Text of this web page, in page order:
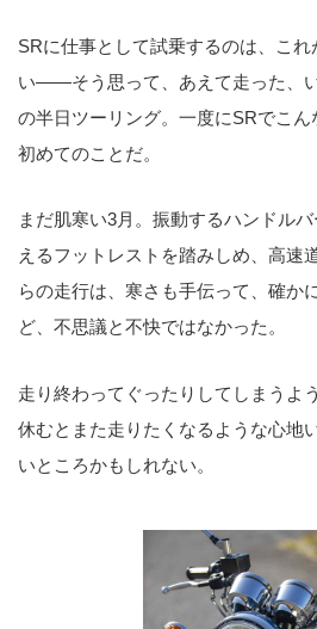
SRに仕事として試乗するのは、こ
い――そう思って、あえて走った、
の半日ツーリング。一度にSRでこん
初めてのことだ。
まだ肌寒い3月。振動するハンドル
えるフットレストを踏みしめ、高速
らの走行は、寒さも手伝って、確か
ど、不思議と不快ではなかった。
走り終わってぐったりしてしまうよ
休むとまた走りたくなるような心地
いところかもしれない。